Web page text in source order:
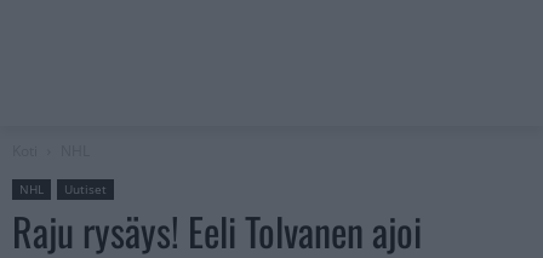
NHL Uutiset
Raju rysäys! Eeli Tolvanen ajoi